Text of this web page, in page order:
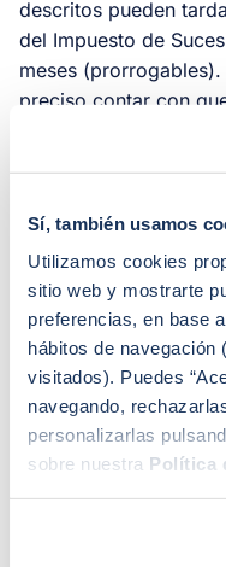
Sí, también usamos
Utilizamos cookies
sitio web y mostrarte
preferencias, en base
hábitos de navegación
visitados). Puedes
navegando,
personalizarlas
sobre nuestra Política
descritos pueden
del Impuesto de
meses
preciso contar con
solicitar una
¿Cuánto
Hacienda si
heredado?
Para vender un piso
Hacienda el
Físicas (IRPF) de la
diferencia entre el
declaradoal heredar
lugar dónde se